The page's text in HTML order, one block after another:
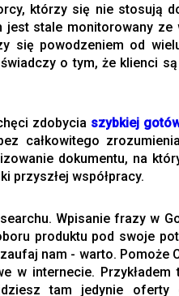
którzy się nie stosują
jest stale monitorowany
się powodzeniem od
o tym, że klienci
zdobycia szybkiej
całkowitego
dokumentu, na
przyszłej współpracy.
Wpisanie frazy w
produktu pod swoje
nam - warto. Pomoże
internecie.
tam jedynie oferty